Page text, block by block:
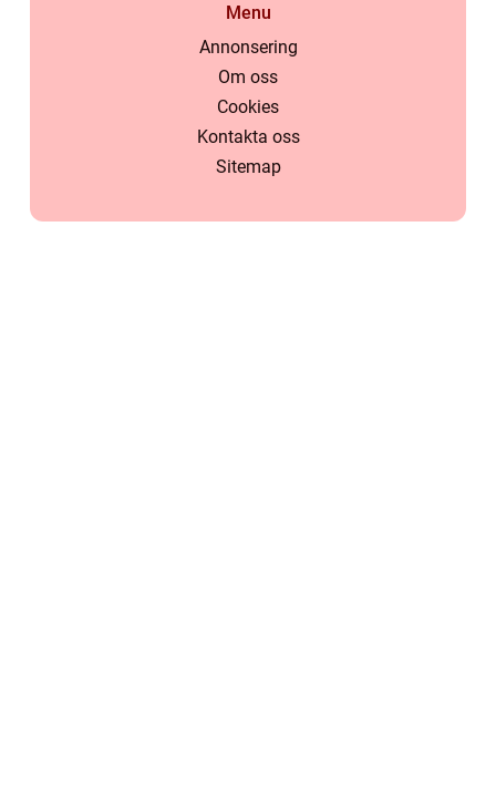
Menu
Annonsering
Om oss
Cookies
Kontakta oss
Sitemap